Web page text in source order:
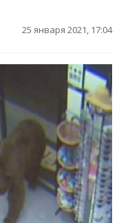
25 января 2021, 17:04